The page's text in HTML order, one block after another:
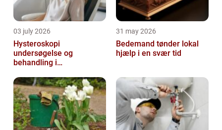
03 july 2026
Hysteroskopi
undersøgelse og
behandling i
31 may 2026
Bedemand tønder lokal
hjælp i en svær tid